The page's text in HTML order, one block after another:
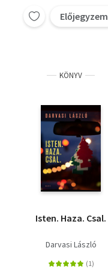
Előjegyzem
KÖNYV
Isten. Haza. Csal.
Darvasi László